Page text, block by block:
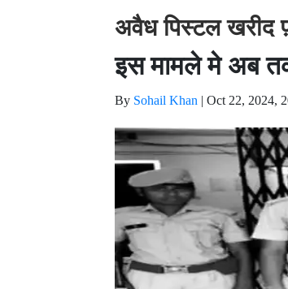
अवैध पिस्टल खरीद
इस मामले मे अब
By Sohail Khan | Oct 22, 2024,